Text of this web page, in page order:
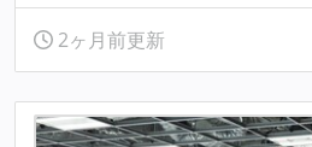
2ヶ月前更新